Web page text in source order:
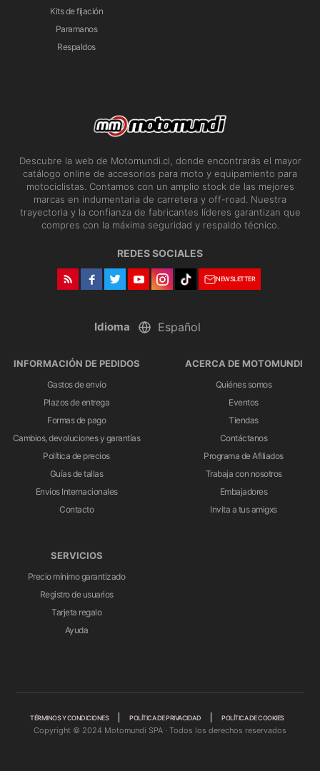
Kits de fijación
Paramanos
Respaldos
Descubre la web de Motomundi.cl, donde encontrarás el mayor
catálogo online de accesorios para moto y equipamiento para
motociclistas. Contamos con un amplio stock de las mejores
marcas en indumentaria de carretera y off-road. Nuestra
trayectoria y la confianza de fabricantes líderes garantizan que
compres con la máxima seguridad y respaldo técnico.
REDES SOCIALES
NEWSLETTER
Idioma
INFORMACIÓN DE PEDIDOS
Gastos de envío
Plazos de entrega
Formas de pago
Cambios, devoluciones y garantías
Política de precios
Guías de tallas
Envíos Internacionales
Contacto
ACERCA DE MOTOMUNDI
Quiénes somos
Eventos
Tiendas
Contáctanos
Programa de Afiliados
Trabaja con nosotros
Embajadores
Invita a tus amigxs
SERVICIOS
Precio mínimo garantizado
Registro de usuarios
Tarjeta regalo
Ayuda
TÉRMINOS Y CONDICIONES POLÍTICA DE PRIVACIDAD POLÍTICA DE COOKIES
Copyright © 2024 Motomundi SPA · Todos los derechos reservados